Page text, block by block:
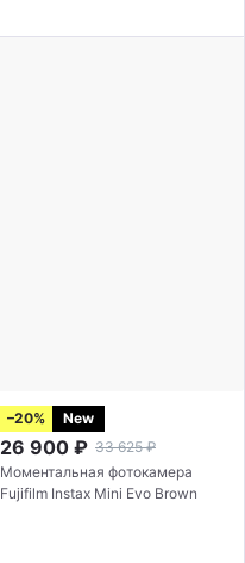
–20% New
26 900 ₽ 33 625 ₽
Моментальная фотокамера
Fujifilm Instax Mini Evo Brown